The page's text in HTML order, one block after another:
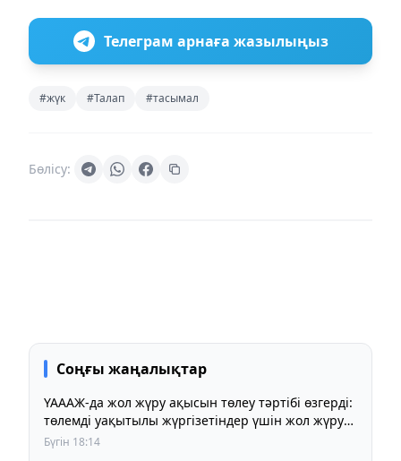
Телеграм арнаға жазылыңыз
#жүк #Талап #тасымал
Бөлісу:
Соңғы жаңалықтар
ҮАААЖ-да жол жүру ақысын төлеу тәртібі өзгерді:
төлемді уақытылы жүргізетіндер үшін жол жүру
құны бұрынғы деңгейде сақталады
Бүгін 18:14